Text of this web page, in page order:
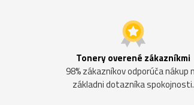
Tonery overené zákazníkmi
98% zákazníkov odporúča nákup
základni dotazníka spokojnosti.